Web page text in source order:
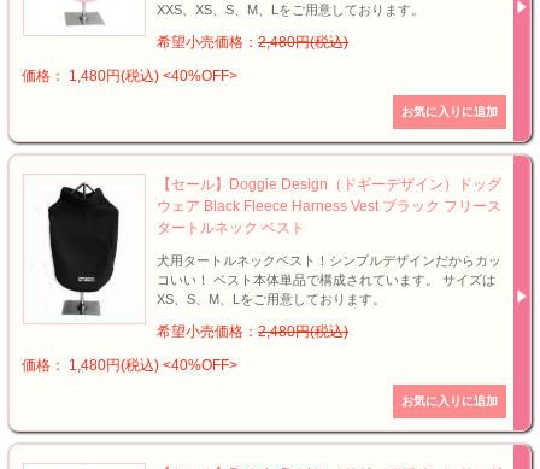
XXS、XS、S、M、Lをご用意しております。
希望小売価格： 2,480円(税込)
価格： 1,480円(税込) <40%OFF>
【セール】Doggie Design（ドギーデザイン）ドッグ
ウェア Black Fleece Harness Vest ブラック フリース
タートルネック ベスト
犬用タートルネックベスト！シンプルデザインだからカッ
コいい！ ベスト本体単品で構成されています。 サイズは
XS、S、M、Lをご用意しております。
希望小売価格： 2,480円(税込)
価格： 1,480円(税込) <40%OFF>